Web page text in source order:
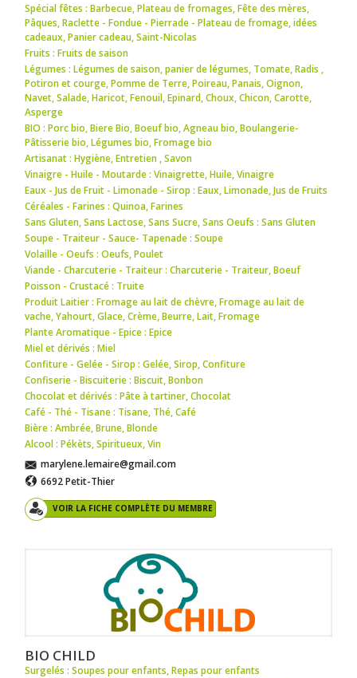
Spécial fêtes : Barbecue,Plateau de fromages,Fête des mères,
Pâques,Raclette - Fondue - Pierrade - Plateau de fromage,idées
cadeaux,Panier cadeau,Saint-Nicolas
Fruits : Fruits de saison
Légumes : Légumes de saison,panier de légumes, Tomate,Radis ,
Potiron et courge,Pomme de Terre,Poireau,Panais,Oignon,
Navet,Salade,Haricot,Fenouil,Epinard,Choux,Chicon,Carotte,
Asperge
BIO : Porc bio,Biere Bio,Boeuf bio,Agneau bio,Boulangerie-
Pâtisserie bio,Légumes bio,Fromage bio
Artisanat : Hygiène,Entretien ,Savon
Vinaigre - Huile - Moutarde : Vinaigrette,Huile,Vinaigre
Eaux - Jus de Fruit - Limonade - Sirop : Eaux,Limonade,Jus de Fruits
Céréales - Farines : Quinoa,Farines
Sans Gluten, Sans Lactose, Sans Sucre, Sans Oeufs : Sans Gluten
Soupe - Traiteur - Sauce- Tapenade : Soupe
Volaille - Oeufs : Oeufs,Poulet
Viande - Charcuterie - Traiteur : Charcuterie - Traiteur,Boeuf
Poisson - Crustacé : Truite
Produit Laitier : Fromage au lait de chèvre,Fromage au lait de
vache,Yahourt,Glace,Crème,Beurre,Lait,Fromage
Plante Aromatique - Epice : Epice
Miel et dérivés : Miel
Confiture - Gelée - Sirop : Gelée,Sirop,Confiture
Confiserie - Biscuiterie : Biscuit,Bonbon
Chocolat et dérivés : Pâte à tartiner,Chocolat
Café - Thé - Tisane : Tisane, Thé,Café
Bière : Ambrée,Brune,Blonde
Alcool : Pékèts,Spiritueux,Vin
marylene.lemaire@gmail.com
6692 Petit-Thier
VOIR LA FICHE COMPLÈTE DU MEMBRE
BIO CHILD
Surgelés : Soupes pour enfants,Repas pour enfants